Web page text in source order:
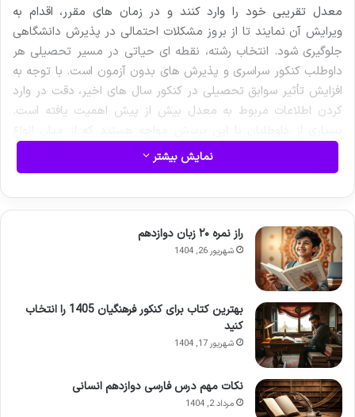
معدل تقریبی خود را وارد کنند و در زمان های مقرر، اقدام به
ویرایش آن نمایند تا از بروز مشکلات احتمالی در پذیرش دانشگاهی
جلوگیری شود. انتخاب رشته، نقطه ای حیاتی در مسیر تحصیلی هر
داوطلب کنکور سراسری و پذیرش های بدون آزمون است. با توجه به
افزایش تأثیر سوابق تحصیلی در کنکور سال های اخیر، دقت در وارد
کردن اطلاعات مربوط به معدل بیش از پیش اهمیت یافته است.
معدل موجود، کدام یک را باید در فرم های ثبت نام و انتخاب رشته
سازمان سنجش وارد کنند؟ ابهام بین «معدل کل دیپلم» و «معدل
منجر به اشتباهات جبران ناپذیری شود.
نمایش بیشتر
راز نمره ۲۰ زبان دوازدهم
شهریور 26, 1404
بهترین کتاب برای کنکور فرهنگیان 1405 را انتخاب
کنید
شهریور 17, 1404
نکات مهم درس فارسی دوازدهم انسانی
مرداد 2, 1404